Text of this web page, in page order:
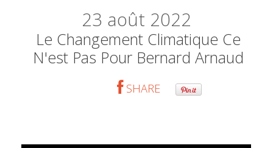
23 août 2022
Le Changement Climatique Ce
N'est Pas Pour Bernard Arnaud
SHARE